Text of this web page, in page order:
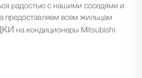
радостью с нашими соседями и
предоставляем всем жильцам
на кондиционеры Mitsubishi